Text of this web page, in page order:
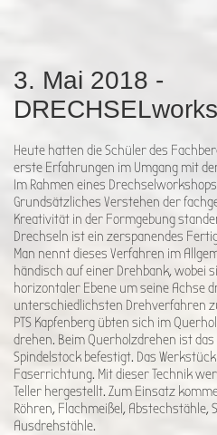
3. Mai 2018 -
Heute hatten die Schüler des
erste Erfahrungen im Umgang mit
Im Rahmen eines
Grundsätzliches Verstehen der
Kreativität in der Formgebung
Drechseln ist ein zerspanendes
Man nennt dieses Verfahren im
händisch auf einer Drehbank, wobei
horizontaler Ebene um seine Achse
unterschiedlichsten Drehverfahren
PTS Kapfenberg übten sich im
drehen. Beim Querholzdrehen ist
Spindelstock befestigt. Das
Faserrichtung. Mit dieser Technik
Teller hergestellt. Zum Einsatz
Röhren, Flachmeißel, Abstechstähle,
Ausdrehstähle.